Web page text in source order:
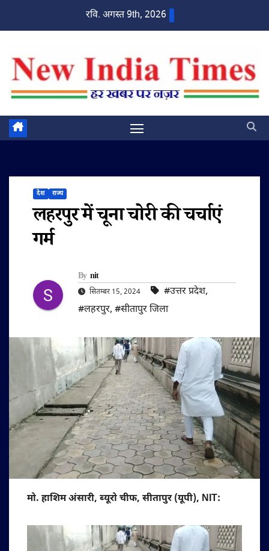
रवि. अगस्त 9th, 2026
देश राज्य
लहरपुर में चूना चोरी की चर्चाएं
गर्म
By nit
सितम्बर 15, 2024 #उत्तर प्रदेश,
#लहरपुर, #सीतापुर जिला
मो. हाशिम अंसारी, ब्यूरो चीफ, सीतापुर (यूपी), NIT: